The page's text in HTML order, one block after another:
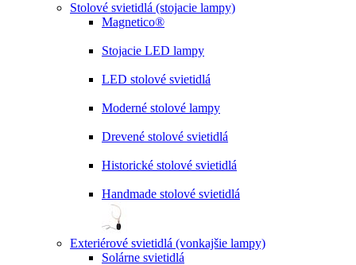
Stolové svietidlá (stojacie lampy)
Magnetico®
Stojacie LED lampy
LED stolové svietidlá
Moderné stolové lampy
Drevené stolové svietidlá
Historické stolové svietidlá
Handmade stolové svietidlá
Exteriérové svietidlá (vonkajšie lampy)
Solárne svietidlá